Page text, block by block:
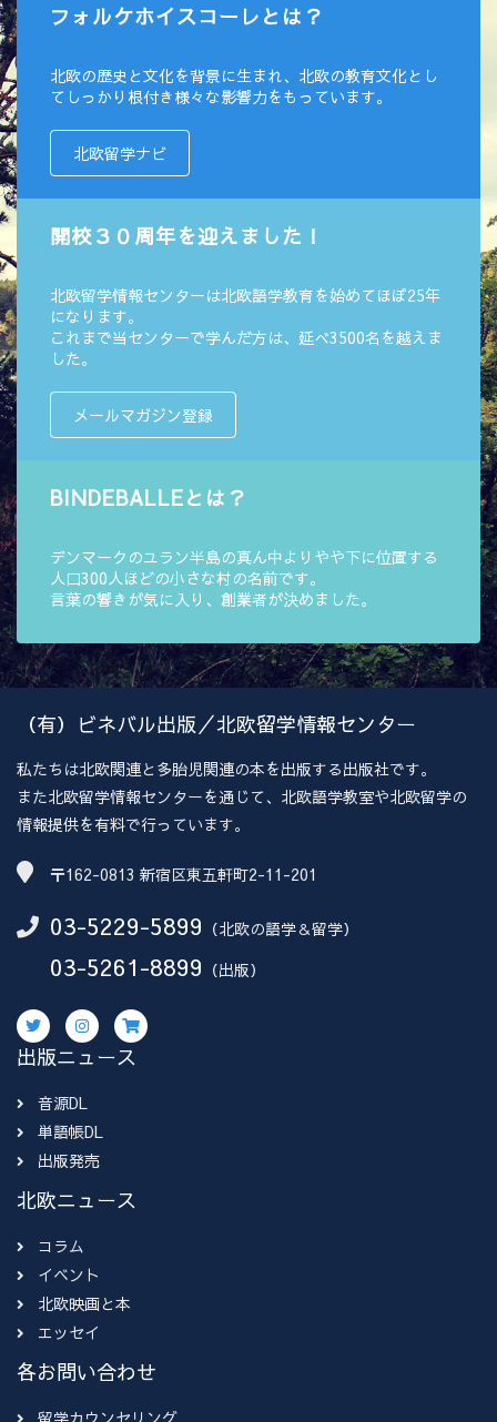
フォルケホイスコーレとは？
北欧の歴史と文化を背景に生まれ、北欧の教育文化とし
てしっかり根付き様々な影響力をもっています。
北欧留学ナビ
開校３０周年を迎えました！
北欧留学情報センターは北欧語学教育を始めてほぼ25年
になります。
これまで当センターで学んだ方は、延べ3500名を越えま
した。
メールマガジン登録
BINDEBALLEとは？
デンマークのユラン半島の真ん中よりやや下に位置する
人口300人ほどの小さな村の名前です。
言葉の響きが気に入り、創業者が決めました。
（有）ビネバル出版／北欧留学情報センター
私たちは北欧関連と多胎児関連の本を出版する出版社です。
また北欧留学情報センターを通じて、北欧語学教室や北欧留学の
情報提供を有料で行っています。
〒162-0813 新宿区東五軒町2-11-201
03-5229-5899 （北欧の語学＆留学）
03-5261-8899 （出版）
出版ニュース
音源DL
単語帳DL
出版発売
北欧ニュース
コラム
イベント
北欧映画と本
エッセイ
各お問い合わせ
留学カウンセリング